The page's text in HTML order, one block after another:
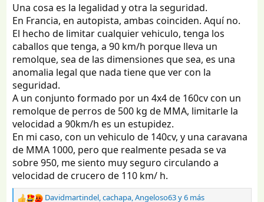
s
:
Una cosa es la legalidad y otra la seguridad.
En Francia, en autopista, ambas coinciden. Aquí no.
El hecho de limitar cualquier vehiculo, tenga los
caballos que tenga, a 90 km/h porque lleva un
remolque, sea de las dimensiones que sea, es una
anomalia legal que nada tiene que ver con la
seguridad.
A un conjunto formado por un 4x4 de 160cv con un
remolque de perros de 500 kg de MMA, limitarle la
velocidad a 90km/h es un estupidez.
En mi caso, con un vehiculo de 140cv, y una caravana
de MMA 1000, pero que realmente pesada se va
sobre 950, me siento muy seguro circulando a
velocidad de crucero de 110 km/ h.
Davidmartindel,cachapa,Angeloso63y 6 más